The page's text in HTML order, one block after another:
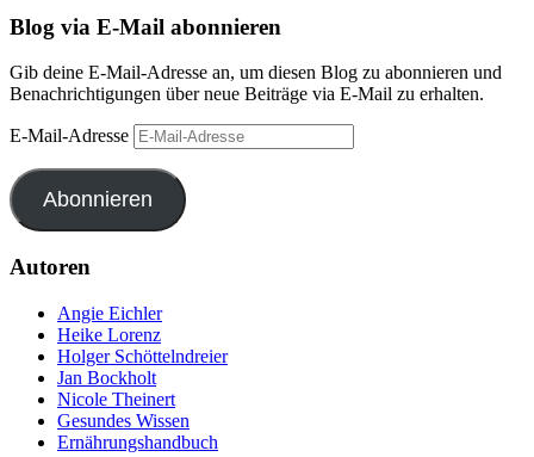
Blog via E-Mail abonnieren
Gib deine E-Mail-Adresse an, um diesen Blog zu abonnieren und
Benachrichtigungen über neue Beiträge via E-Mail zu erhalten.
E-Mail-Adresse
Abonnieren
Autoren
Angie Eichler
Heike Lorenz
Holger Schöttelndreier
Jan Bockholt
Nicole Theinert
Gesundes Wissen
Ernährungshandbuch